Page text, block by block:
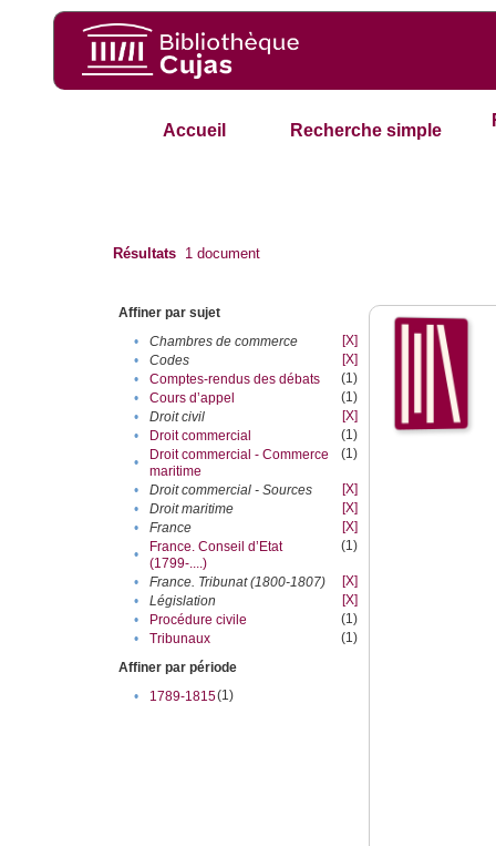
Accueil Recherche simple
Résultats 1 document
Affiner par sujet
•
Chambres de commerce
[X]
•
Codes
[X]
•
Comptes-rendus des débats
(1)
•
Cours d’appel
(1)
•
Droit civil
[X]
•
Droit commercial
(1)
•
Droit commercial - Commerce
maritime
(1)
• Droit commercial - Sources
[X]
•
Droit maritime
[X]
•
France
[X]
•
France. Conseil d’Etat
(1799-....)
(1)
• France. Tribunat (1800-1807)
[X]
•
Législation
[X]
•
Procédure civile
(1)
•
Tribunaux
(1)
Affiner par période
•
1789-1815(1)